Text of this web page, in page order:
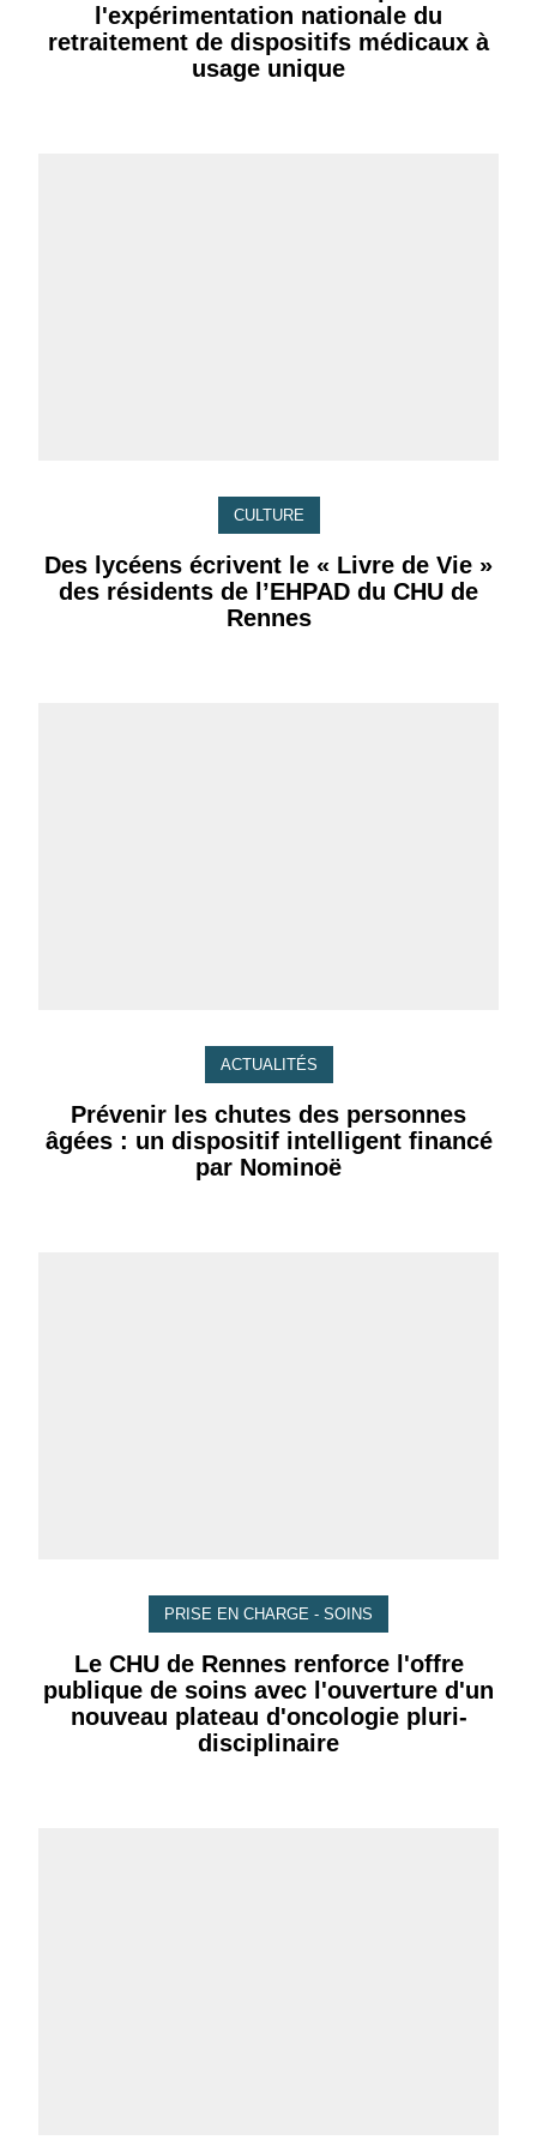
l'expérimentation nationale du
retraitement de dispositifs médicaux à
usage unique
CULTURE
Des lycéens écrivent le « Livre de Vie »
des résidents de l’EHPAD du CHU de
Rennes
ACTUALITÉS
Prévenir les chutes des personnes
âgées : un dispositif intelligent financé
par Nominoë
PRISE EN CHARGE - SOINS
Le CHU de Rennes renforce l'offre
publique de soins avec l'ouverture d'un
nouveau plateau d'oncologie pluri-
disciplinaire